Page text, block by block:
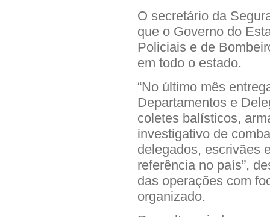
O secretário da
que o Governo do
Policiais e de
em todo o estado.
“No último mês
Departamentos e
coletes balísticos,
investigativo de
delegados, escrivães
referência no país”,
das operações com
organizado.